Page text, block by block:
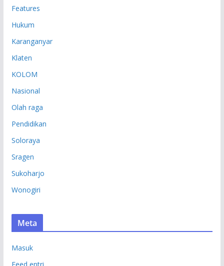
Features
Hukum
Karanganyar
Klaten
KOLOM
Nasional
Olah raga
Pendidikan
Soloraya
Sragen
Sukoharjo
Wonogiri
Meta
Masuk